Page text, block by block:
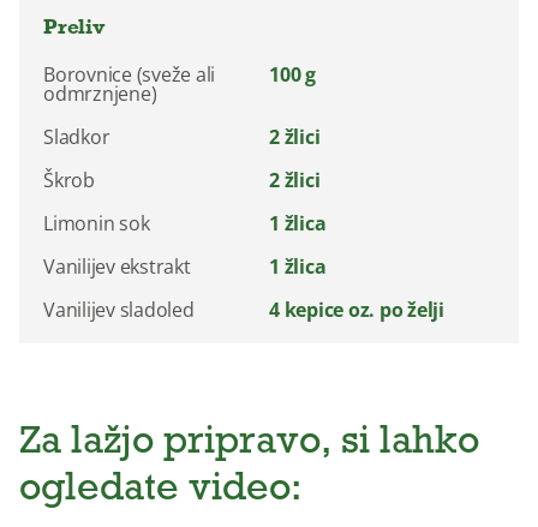
Preliv
Borovnice (sveže ali
odmrznjene)
100 g
Sladkor
2 žlici
Škrob
2 žlici
Limonin sok
1 žlica
Vanilijev ekstrakt
1 žlica
Vanilijev sladoled
4 kepice oz. po želji
Za lažjo pripravo, si lahko
ogledate video: